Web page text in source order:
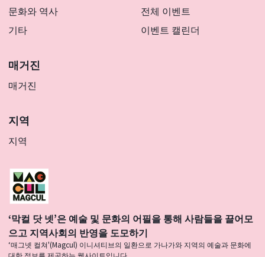
문화와 역사
기타
전체 이벤트
이벤트 캘린더
매거진
매거진
지역
지역
‘막컬 닷 넷’은 예술 및 문화의 어필을 통해 사람들을 끌어모
으고 지역사회의 반영을 도모하기
‘매그넷 컬쳐'(Magcul) 이니셔티브의 일환으로 가나가와 지역의 예술과 문화에